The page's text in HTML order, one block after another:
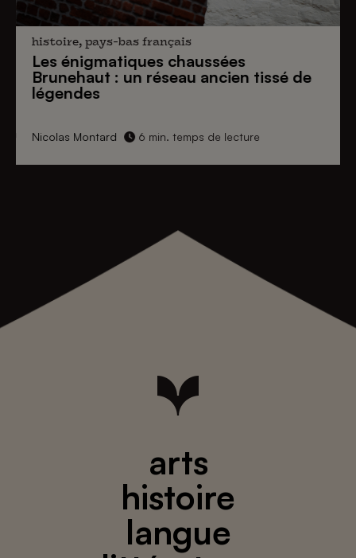
histoire, pays-bas français
Les énigmatiques chaussées
Brunehaut : un réseau ancien tissé de
légendes
Nicolas Montard 6 min. temps de lecture
arts
histoire
langue